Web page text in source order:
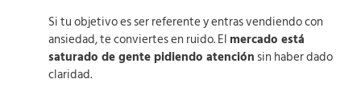
Si tu objetivo es ser referente y entras vendiendo con
ansiedad, te conviertes en ruido. El mercado está
saturado de gente pidiendo atención sin haber dado
claridad.